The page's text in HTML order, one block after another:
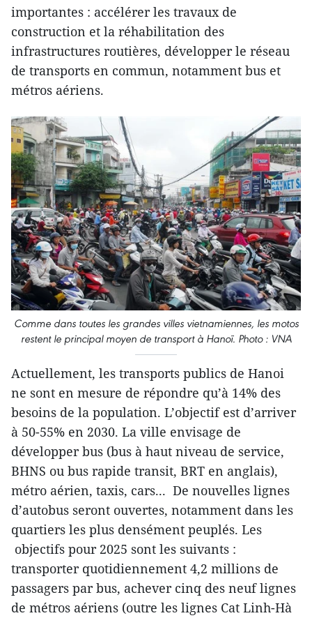
importantes : accélérer les travaux de
construction et la réhabilitation des
infrastructures routières, développer le réseau
de transports en commun, notamment bus et
métros aériens.
Comme dans toutes les grandes villes vietnamiennes, les motos
restent le principal moyen de transport à Hanoï. Photo : VNA
Actuellement, les transports publics de Hanoi
ne sont en mesure de répondre qu’à 14% des
besoins de la population. L’objectif est d’arriver
à 50-55% en 2030. La ville envisage de
développer bus (bus à haut niveau de service,
BHNS ou bus rapide transit, BRT en anglais),
métro aérien, taxis, cars... De nouvelles lignes
d’autobus seront ouvertes, notamment dans les
quartiers les plus densément peuplés. Les
objectifs pour 2025 sont les suivants :
transporter quotidiennement 4,2 millions de
passagers par bus, achever cinq des neuf lignes
de métros aériens (outre les lignes Cat Linh-Hà